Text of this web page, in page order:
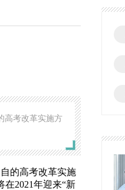
高考改革实施方
的高考改革实施
在2021年迎来“新